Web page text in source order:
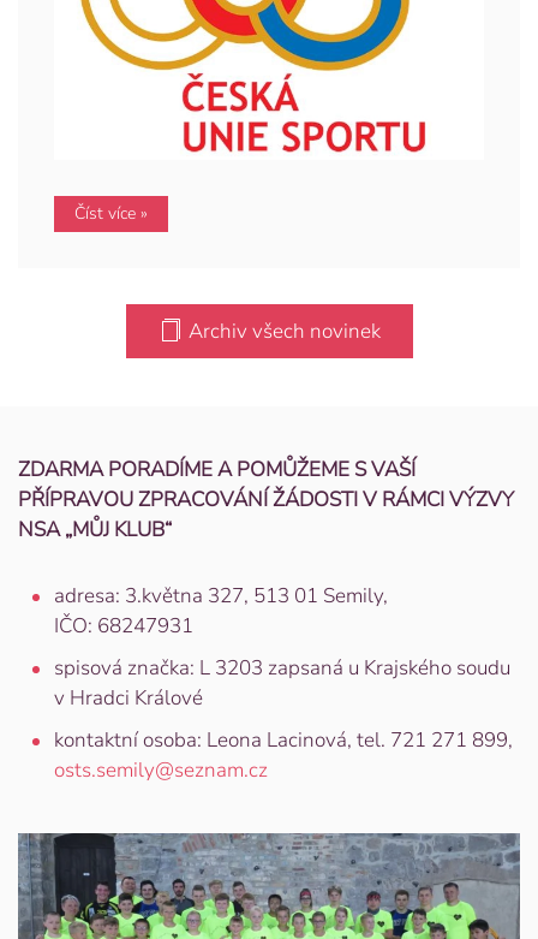
Číst více »
Archiv všech novinek
ZDARMA PORADÍME A POMŮŽEME S VAŠÍ
PŘÍPRAVOU ZPRACOVÁNÍ ŽÁDOSTI V RÁMCI VÝZVY
NSA „MŮJ KLUB“
adresa: 3.května 327, 513 01 Semily,
IČO: 68247931
spisová značka: L 3203 zapsaná u Krajského soudu
v Hradci Králové
kontaktní osoba: Leona Lacinová, tel. 721 271 899,
osts.semily@seznam.cz